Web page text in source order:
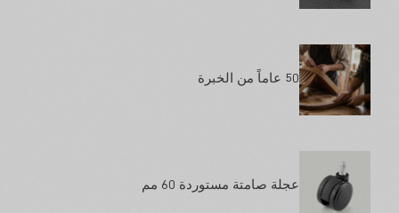
50 عاماً من الخبرة
عجلة صامتة مستوردة 60 مم